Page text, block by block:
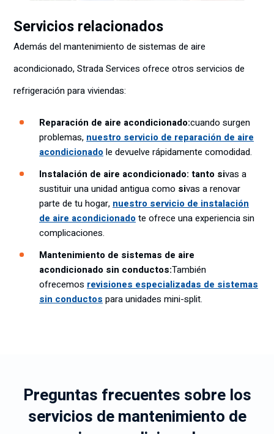
Servicios relacionados
Además del mantenimiento de sistemas de aire
acondicionado, Strada Services ofrece otros servicios de
refrigeración para viviendas:
Reparación de aire acondicionado:cuando surgen
problemas, nuestro servicio de reparación de aire
acondicionado le devuelve rápidamente comodidad.
Instalación de aire acondicionado: tanto sivas a
sustituir una unidad antigua como sivas a renovar
parte de tu hogar, nuestro servicio de instalación
de aire acondicionado te ofrece una experiencia sin
complicaciones.
Mantenimiento de sistemas de aire
acondicionado sin conductos:También
ofrecemos revisiones especializadas de sistemas
sin conductos para unidades mini-split.
Preguntas frecuentes sobre los
servicios de mantenimiento de